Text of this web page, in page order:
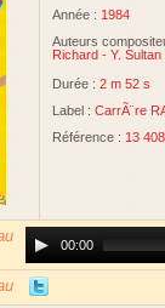
Année : 1984
Auteurs
Richard - Y. Sultan
Durée : 2 m 52 s
Label : CarrÃ¨re
Référence : 13 408
Player00:00